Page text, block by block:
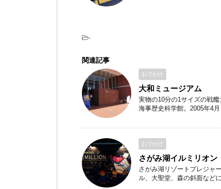
-
関連記事
おでかけ
大和ミュージアム
実物の10分の1サイズの戦
海事歴史科学館。2005年4
おでかけ
さがみ湖イルミリオン
さがみ湖リゾートプレジャ
ル、大聖堂、森の斜面など